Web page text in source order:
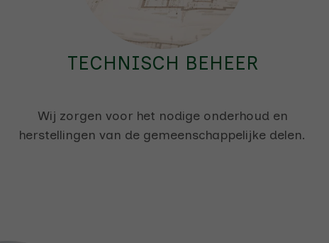
TECHNISCH BEHEER
Wij zorgen voor het nodige onderhoud en
herstellingen van de gemeenschappelijke delen.